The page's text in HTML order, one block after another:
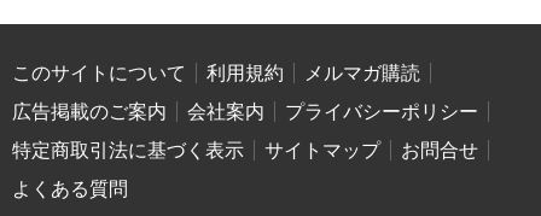
このサイトについて 利用規約
メルマガ購読
広告掲載のご案内
会社案内
プライバシーポリシー
特定商取引法に基づく表示
サイトマップ
お問合せ
よくある質問